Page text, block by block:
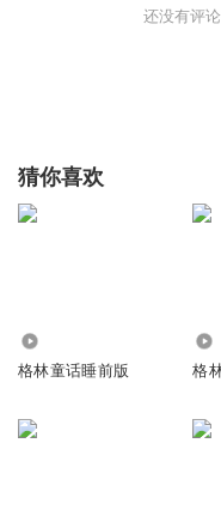
还没有评
猜你喜欢
格林童话睡前版 格